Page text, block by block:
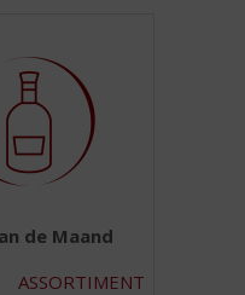
de Maand
ASSORTIMENT